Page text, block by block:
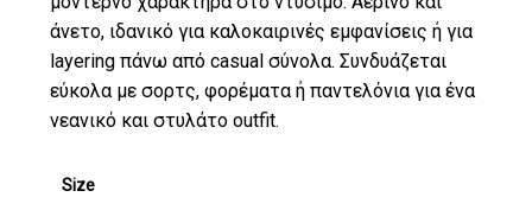
άνετο, ιδανικό για καλοκαιρινές εμφανίσεις ή για
layering πάνω από casual σύνολα. Συνδυάζεται
εύκολα με σορτς, φορέματα ή παντελόνια για ένα
νεανικό και στυλάτο outfit.
Size